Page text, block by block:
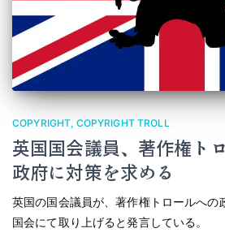
COPYRIGHT COPYRIGHT TROLL
英国国会議員、著作権ト
政府に対策を求める
英国の国会議員が、著作権トロールへの
国会にて取り上げると発言している。